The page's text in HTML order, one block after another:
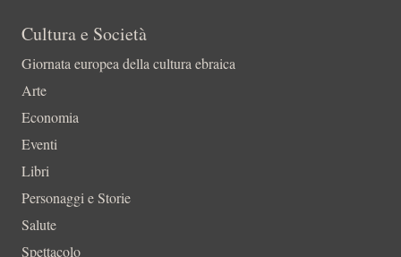
Cultura e Società
Giornata europea della cultura ebraica
Arte
Economia
Eventi
Libri
Personaggi e Storie
Salute
Spettacolo